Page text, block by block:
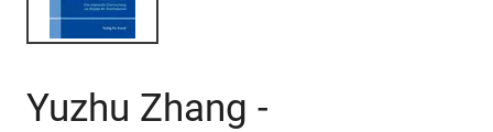
Yuzhu Zhang -